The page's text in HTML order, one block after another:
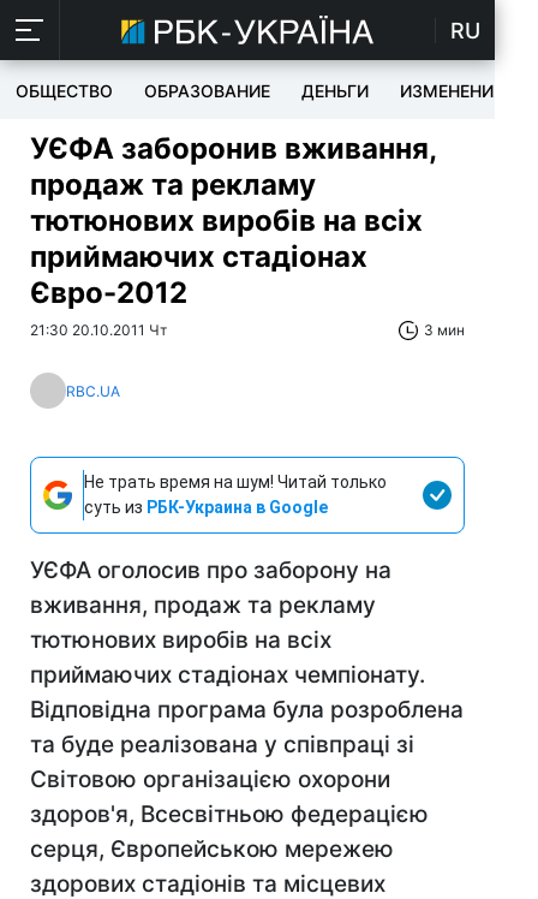
RU
ОБЩЕСТВО ОБРАЗОВАНИЕ ДЕНЬГИ ИЗМЕНЕНИЯ
УЄФА заборонив вживання,
продаж та рекламу
тютюнових виробів на всіх
приймаючих стадіонах
Євро-2012
21:30 20.10.2011 Чт 3 мин
RBC.UA
Не трать время на шум! Читай только
суть из РБК-Украина в Google
УЄФА оголосив про заборону на
вживання, продаж та рекламу
тютюнових виробів на всіх
приймаючих стадіонах чемпіонату.
Відповідна програма була розроблена
та буде реалізована у співпраці зі
Світовою організацією охорони
здоров'я, Всесвітньою федерацією
серця, Європейською мережею
здорових стадіонів та місцевих